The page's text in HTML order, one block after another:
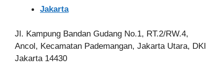
Jakarta
Jl. Kampung Bandan Gudang No.1, RT.2/RW.4,
Ancol, Kecamatan Pademangan, Jakarta Utara, DKI
Jakarta 14430